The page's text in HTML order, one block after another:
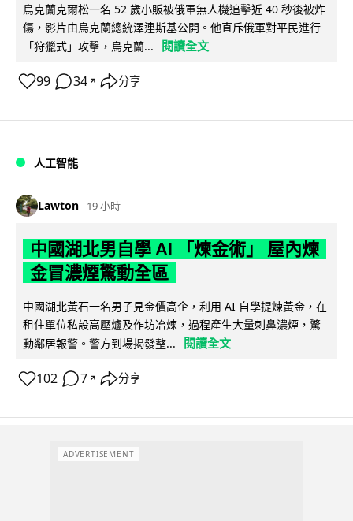
烏克蘭克爾松一名 52 歲小販被俄軍無人機追擊近 40 秒後被炸
傷，影片由烏克蘭總統澤連斯基公開。他直斥俄軍對平民進行
「狩獵式」攻擊，烏克蘭...
閱讀全文
99 34 ↗ 分享
人工智能
Lawton 19 小時
中國湖北男自學 AI 「煉金術」 屋內煉
金冒濃煙驚動全區
中國湖北黃石一名男子見金價高企，利用 AI 自學提煉黃金，在
租住單位私設高壓爐及作坊冶煉，過程產生大量刺鼻濃煙，驚
動鄰居報警。警方到場揭發整...
閱讀全文
102 7 ↗ 分享
ADVERTISEMENT